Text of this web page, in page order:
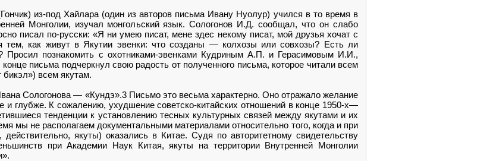
из-под Хайлара (один из авторов письма Ивану Нуолур) учился в то время в
Монголии, изучал монгольский язык. Сологонов И.Д. сообщал, что он слабо
писал по-русски: «Я ни умею писат, мене здес некому писат, мой друзья хочат с
тем, как живут в Якутии эвенки: что созданы — колхозы или совхозы? Есть ли
Просил познакомить с охотниками-эвенками Кудриным А.П. и Герасимовым И.И.,
письма подчеркнул свою радость от полученного письма, которое читали всем
бикэл») всем якутам.
Сологонова — «Кундэ».3 Письмо это весьма характерно. Оно отражало желание
и глубже. К сожалению, ухудшение советско-китайских отношений в конце 1950-х—
тенденции к установлению тесных культурных связей между якутами и их
мы не располагаем документальными материалами относительно того, когда и при
действительно, якуты) оказались в Китае. Судя по авторитетному свидетельству
при Академии Наук Китая, якуты на территории Внутренней Монголии